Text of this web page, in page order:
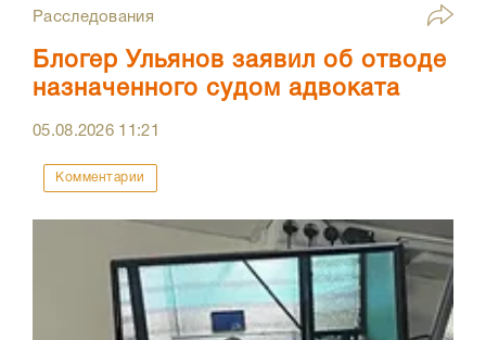
Расследования
Блогер Ульянов заявил об отводе
назначенного судом адвоката
05.08.2026 11:21
Комментарии